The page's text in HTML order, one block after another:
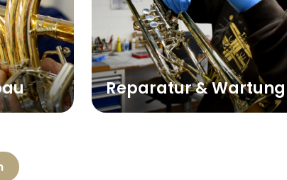
Reparatur & Wartung